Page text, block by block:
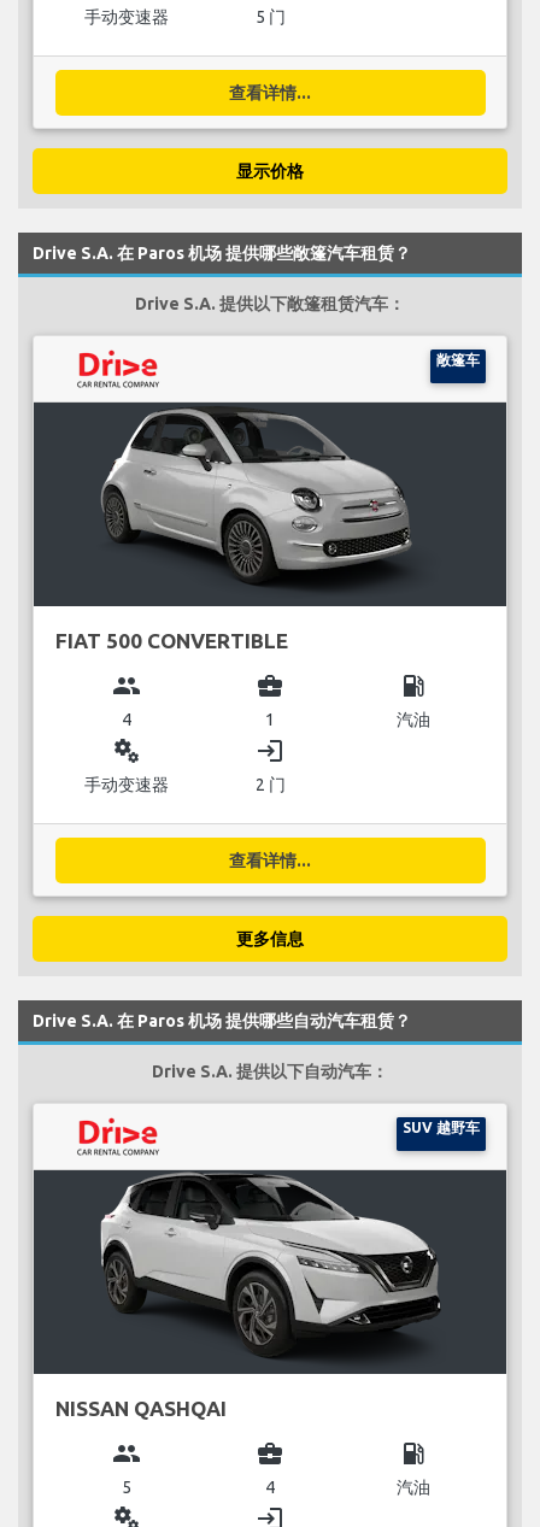
手动变速器 5 门
查看详情...
显示价格
Drive S.A. 在 Paros 机场 提供哪些敞篷汽车租赁？
Drive S.A. 提供以下敞篷租赁汽车：
敞篷车
FIAT 500 CONVERTIBLE
group
4
business_center
1
local_gas_station
汽油
miscellaneous_services
手动变速器
login
2 门
查看详情...
更多信息
Drive S.A. 在 Paros 机场 提供哪些自动汽车租赁？
Drive S.A. 提供以下自动汽车：
SUV 越野车
NISSAN QASHQAI
group
5
business_center
4
local_gas_station
汽油
miscellaneous_services login